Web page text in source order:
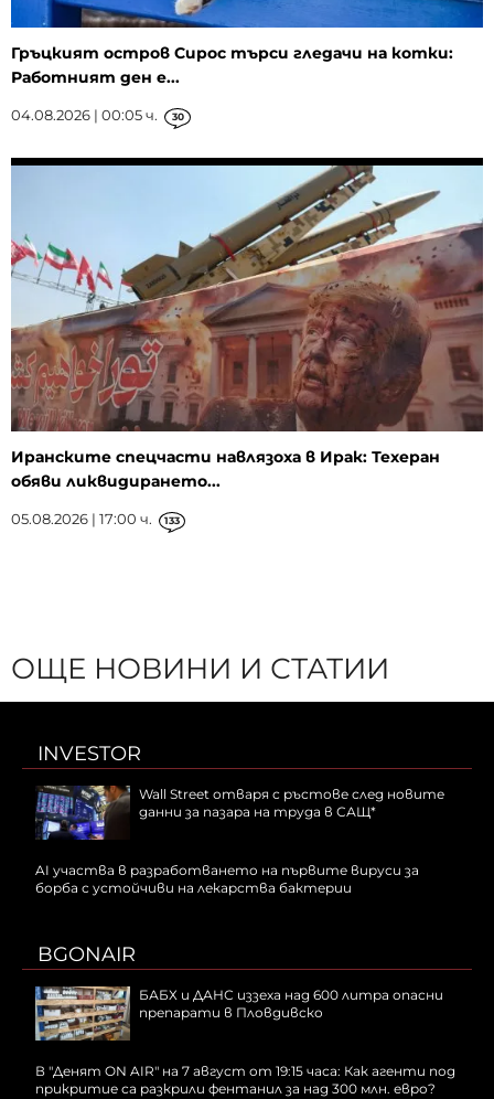
Гръцкият остров Сирос търси гледачи на котки:
Работният ден е...
04.08.2026 | 00:05 ч. 30
Иранските спецчасти навлязоха в Ирак: Техеран
обяви ликвидирането...
05.08.2026 | 17:00 ч. 133
ОЩЕ НОВИНИ И СТАТИИ
INVESTOR
Wall Street отваря с ръстове след новите
данни за пазара на труда в САЩ*
AI участва в разработването на първите вируси за
борба с устойчиви на лекарства бактерии
BGONAIR
БАБХ и ДАНС иззеха над 600 литра опасни
препарати в Пловдивско
В "Денят ON AIR" на 7 август от 19:15 часа: Как агенти под
прикритие са разкрили фентанил за над 300 млн. евро?